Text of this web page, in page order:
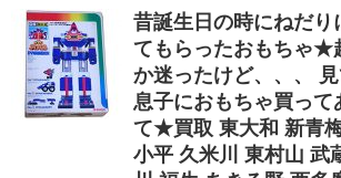
昔誕生日の時にねだり
てもらったおもちゃ
か迷ったけど、、、
息子におもちゃ買って
て★買取 東大和 新青
小平 久米川 東村山 武